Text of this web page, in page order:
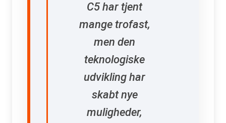
C5 har tjent
mange trofast,
men den
teknologiske
udvikling har
skabt nye
muligheder,